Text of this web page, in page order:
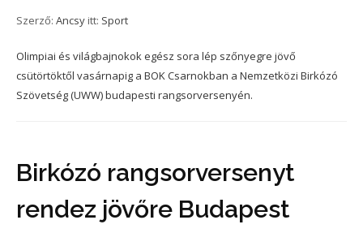
Szerző: Ancsy itt: Sport
Olimpiai és világbajnokok egész sora lép szőnyegre jövő
csütörtöktől vasárnapig a BOK Csarnokban a Nemzetközi Birkózó
Szövetség (UWW) budapesti rangsorversenyén.
Birkózó rangsorversenyt
rendez jövőre Budapest